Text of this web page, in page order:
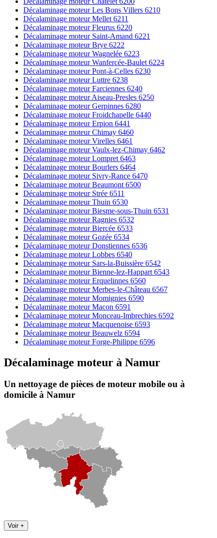
Décalaminage moteur Les Bons Villers 6210
Décalaminage moteur Mellet 6211
Décalaminage moteur Fleurus 6220
Décalaminage moteur Saint-Amand 6221
Décalaminage moteur Brye 6222
Décalaminage moteur Wagnelée 6223
Décalaminage moteur Wanfercée-Baulet 6224
Décalaminage moteur Pont-à-Celles 6230
Décalaminage moteur Luttre 6238
Décalaminage moteur Farciennes 6240
Décalaminage moteur Aiseau-Presles 6250
Décalaminage moteur Gerpinnes 6280
Décalaminage moteur Froidchapelle 6440
Décalaminage moteur Erpion 6441
Décalaminage moteur Chimay 6460
Décalaminage moteur Virelles 6461
Décalaminage moteur Vaulx-lez-Chimay 6462
Décalaminage moteur Lompret 6463
Décalaminage moteur Bourlers 6464
Décalaminage moteur Sivry-Rance 6470
Décalaminage moteur Beaumont 6500
Décalaminage moteur Strée 6511
Décalaminage moteur Thuin 6530
Décalaminage moteur Biesme-sous-Thuin 6531
Décalaminage moteur Ragnies 6532
Décalaminage moteur Biercée 6533
Décalaminage moteur Gozée 6534
Décalaminage moteur Donstiennes 6536
Décalaminage moteur Lobbes 6540
Décalaminage moteur Sars-la-Buissière 6542
Décalaminage moteur Bienne-lez-Happart 6543
Décalaminage moteur Erquelinnes 6560
Décalaminage moteur Merbes-le-Château 6567
Décalaminage moteur Momignies 6590
Décalaminage moteur Macon 6591
Décalaminage moteur Monceau-Imbrechies 6592
Décalaminage moteur Macquenoise 6593
Décalaminage moteur Beauwelz 6594
Décalaminage moteur Forge-Philippe 6596
Décalaminage moteur à Namur
Un nettoyage de pièces de moteur mobile ou à
domicile à Namur
Voir +